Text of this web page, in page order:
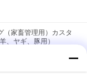
（家畜管理用）カスタ
、ヤギ、豚用）